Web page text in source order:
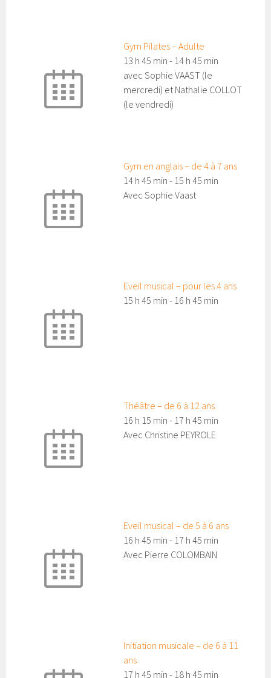
Gym Pilates – Adulte
13 h 45 min - 14 h 45 min
avec Sophie VAAST (le
mercredi) et Nathalie COLLOT
(le vendredi)
Gym en anglais – de 4 à 7 ans
14 h 45 min - 15 h 45 min
Avec Sophie Vaast
Eveil musical – pour les 4 ans
15 h 45 min - 16 h 45 min
Théâtre – de 6 à 12 ans
16 h 15 min - 17 h 45 min
Avec Christine PEYROLE
Eveil musical – de 5 à 6 ans
16 h 45 min - 17 h 45 min
Avec Pierre COLOMBAIN
Initiation musicale – de 6 à 11
ans
17 h 45 min - 18 h 45 min